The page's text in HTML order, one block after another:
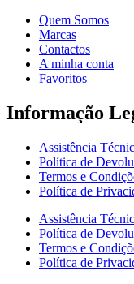
Quem Somos
Marcas
Contactos
A minha conta
Favoritos
Informação
Assistência
Política de
Termos e
Política de
Assistência
Política de
Termos e
Política de